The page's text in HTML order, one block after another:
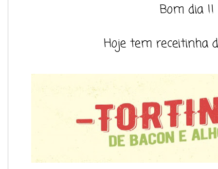
Bom dia !!
Hoje tem receitinha